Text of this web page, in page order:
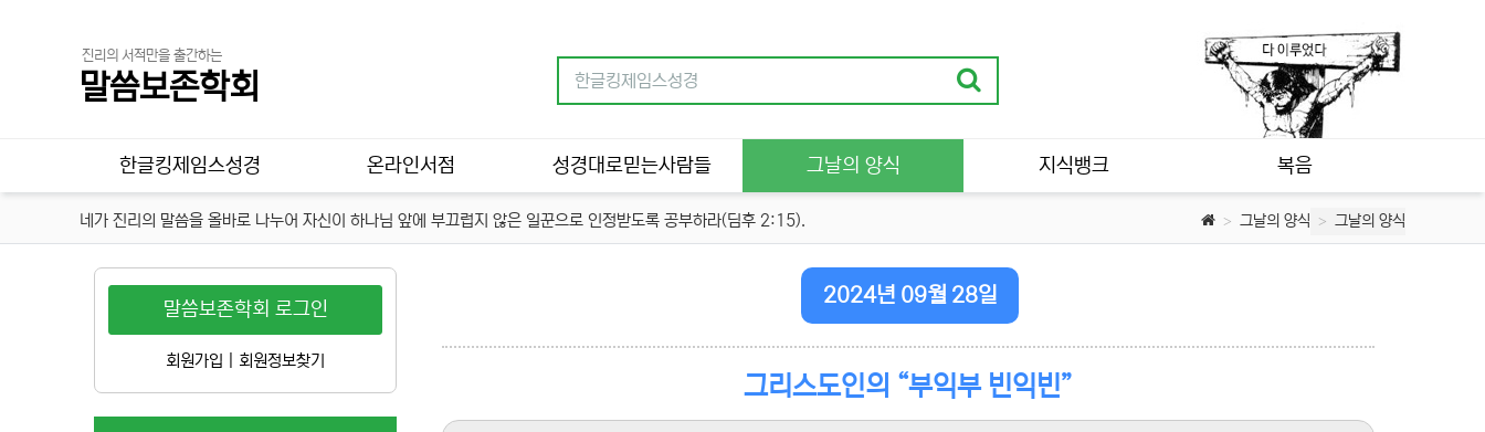
진리의 서적만을 출간하는
말씀보존학회
한글킹제임스성경 온라인서점 성경대로믿는사람들 그날의 양식 지식뱅크 복음
네가 진리의 말씀을 올바로 나누어 자신이 하나님 앞에 부끄럽지 않은 일꾼으로 인정받도록 공부하라(딤후 2:15). 그날의 양식 그날의 양식
2024년 09월 28일
그리스도인의 “부익부 빈익빈”
말씀보존학회 로그인
회원가입 회원정보찾기